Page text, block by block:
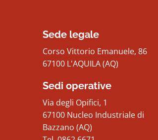
Sede legale
Corso Vittorio Emanuele, 86
67100 L'AQUILA (AQ)
Sedi operative
Via degli Opifici, 1
67100 Nucleo Industriale di
Bazzano (AQ)